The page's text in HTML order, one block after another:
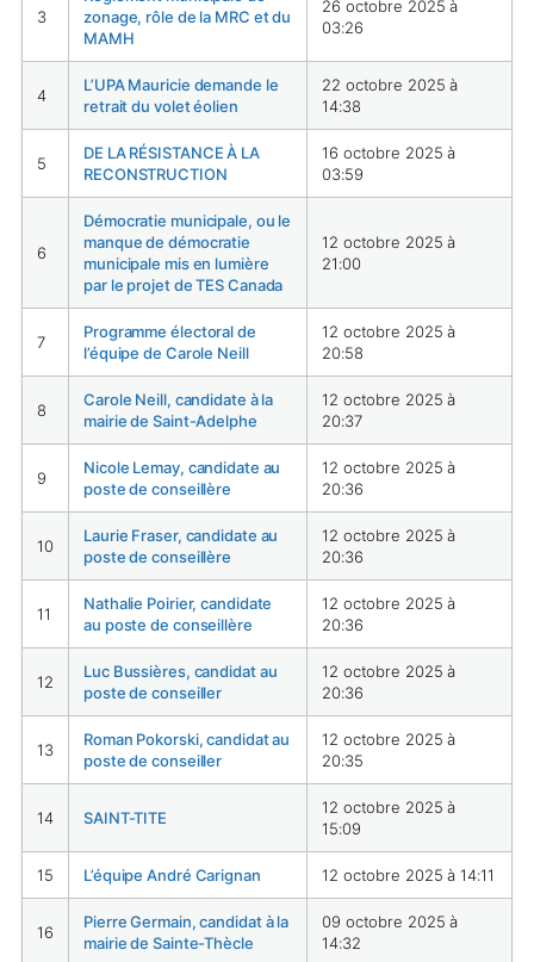
3
zonage, rôle de la MRC et du
MAMH
26 octobre 2025 à
03:26
4
L’UPA Mauricie demande le
retrait du volet éolien
22 octobre 2025 à
14:38
5
DE LA RÉSISTANCE À LA
RECONSTRUCTION
16 octobre 2025 à
03:59
6
Démocratie municipale, ou le
manque de démocratie
municipale mis en lumière
par le projet de TES Canada
12 octobre 2025 à
21:00
7
Programme électoral de
l’équipe de Carole Neill
12 octobre 2025 à
20:58
8
Carole Neill, candidate à la
mairie de Saint-Adelphe
12 octobre 2025 à
20:37
9
Nicole Lemay, candidate au
poste de conseillère
12 octobre 2025 à
20:36
10
Laurie Fraser, candidate au
poste de conseillère
12 octobre 2025 à
20:36
11
Nathalie Poirier, candidate
au poste de conseillère
12 octobre 2025 à
20:36
12
Luc Bussières, candidat au
poste de conseiller
12 octobre 2025 à
20:36
13
Roman Pokorski, candidat au
poste de conseiller
12 octobre 2025 à
20:35
14 SAINT-TITE
12 octobre 2025 à
15:09
15 L’équipe André Carignan 12 octobre 2025 à 14:11
16
Pierre Germain, candidat à la
mairie de Sainte-Thècle
09 octobre 2025 à
14:32